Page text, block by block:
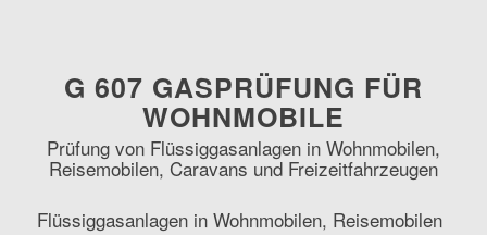
G 607 GASPRÜFUNG FÜR
WOHNMOBILE
Prüfung von Flüssiggasanlagen in Wohnmobilen,
Reisemobilen, Caravans und Freizeitfahrzeugen
Flüssiggasanlagen in Wohnmobilen, Reisemobilen